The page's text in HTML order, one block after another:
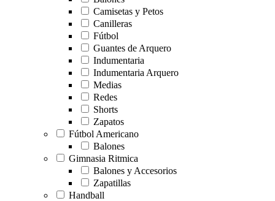
Camisetas y Petos
Canilleras
Fútbol
Guantes de Arquero
Indumentaria
Indumentaria Arquero
Medias
Redes
Shorts
Zapatos
Fútbol Americano
Balones
Gimnasia Ritmica
Balones y Accesorios
Zapatillas
Handball